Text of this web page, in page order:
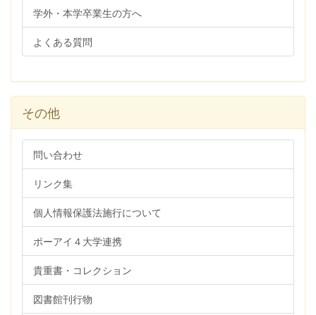
学外・本学卒業生の方へ
よくある質問
その他
問い合わせ
リンク集
個人情報保護法施行について
ポーアイ４大学連携
貴重書・コレクション
図書館刊行物